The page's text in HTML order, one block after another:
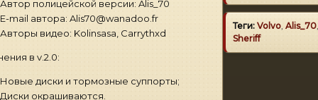
Автор полицейской версии: Alis_70
E-mail автора: Alis70@wanadoo.fr
Авторы видео: Kolinsasa, Carrythxd
в v.2.0:
Новые диски и тормозные суппорты;
Диски окрашиваются.
Теги: Volvo, Alis_70,
Sheriff